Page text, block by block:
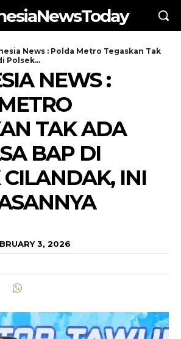
News : Polda Metro Tegaskan Tak
Polsek...
NEWS :
TAK ADA
BAP DI
CILANDAK, INI
3, 2026